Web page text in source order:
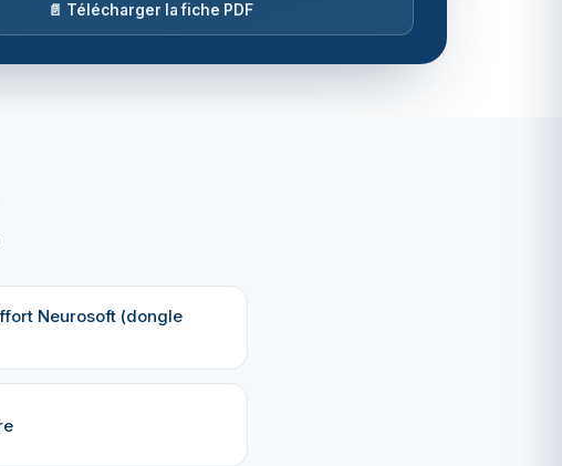
📄 Télécharger la fiche PDF
Neurosoft (dongle